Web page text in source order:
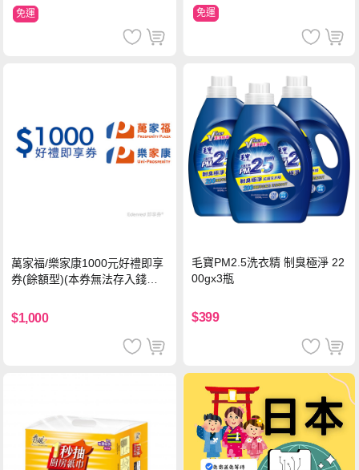
免運 免運
萬家福/樂家康1000元好禮即享
券(餘額型)(本券無法存入錢包
$1,000
毛寶PM2.5洗衣精 制臭極淨 22
00gx3瓶
$399